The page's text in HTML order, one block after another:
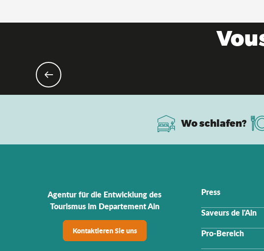
Wo schlafen?
Agentur für die Entwicklung des
Tourismus im Departement Ain
Kontaktieren Sie uns
Press
Saveurs de l'Ain
Pro-Bereich